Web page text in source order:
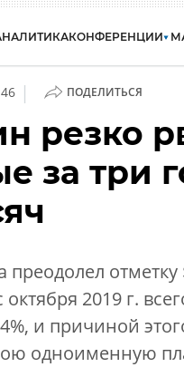
КОНФЕРЕНЦИИ
| ПОДЕЛИТЬСЯ
резко
за три
преодолел
октября 2019 г.
и причиной
одноименную